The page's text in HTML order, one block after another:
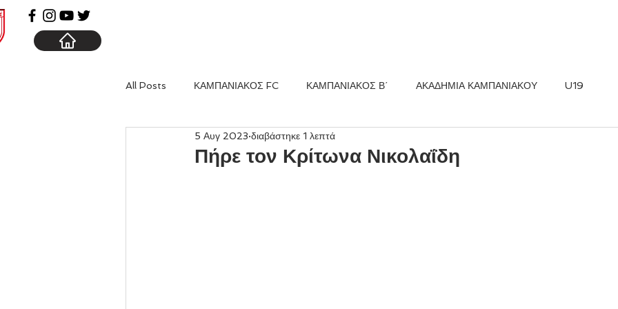
All Posts ΚΑΜΠΑΝΙΑΚΟΣ FC ΚΑΜΠΑΝΙΑΚΟΣ Β΄ ΑΚΑΔΗΜΙΑ ΚΑΜΠΑΝΙΑΚΟΥ U19
Πήρε τον Κρίτωνα Νικολαΐδη
5 Αυγ 2023 διαβάστηκε 1 λεπτά